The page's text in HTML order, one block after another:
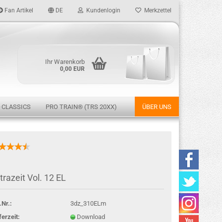
Fan Artikel DE Kundenlogin
vergessen?
Merkzettel
Ihr Warenkorb
0,00 EUR
PRO TRAIN® (TRS 20XX) ÜBER UNS
Vol. 12 EL
3dz_310ELm
Download